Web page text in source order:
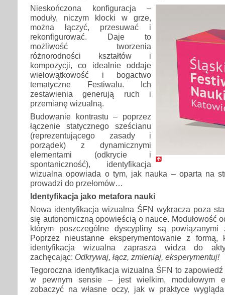
Nieskończona konfiguracja –
moduły, niczym klocki w grze,
można łączyć, przesuwać i
rekonfigurować. Daje to
możliwość tworzenia
różnorodności kształtów i
kompozycji, co idealnie oddaje
wielowątkowość i bogactwo
tematyczne Festiwalu. Ich
zestawienia generują ruch i
przemianę wizualną.
Budowanie kontrastu – poprzez
łączenie statycznego sześcianu
(reprezentującego zasady i
porządek) z dynamicznymi
elementami (odkrycie i
spontaniczność), identyfikacja
wizualna opowiada o tym, jak nauka – oparta na
prowadzi do przełomów…
Identyfikacja jako metafora nauki
Nowa identyfikacja wizualna ŚFN wykracza poza
się autonomiczną opowieścią o nauce. Modułowość
którym poszczególne dyscypliny są powiązanymi
Poprzez nieustanne eksperymentowanie z formą,
identyfikacja wizualna zaprasza widza do
zachęcając: Odkrywaj, łącz, zmieniaj, eksperymentuj!
Tegoroczna identyfikacja wizualna ŚFN to
w pewnym sensie – jest wielkim, modułowym
zobaczyć na własne oczy, jak w praktyce